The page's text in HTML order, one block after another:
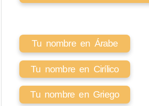
Tu nombre en Árabe
Tu nombre en Cirílico
Tu nombre en Griego